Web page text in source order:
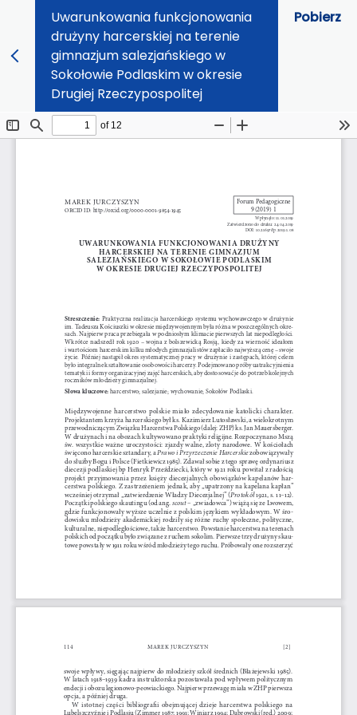
Uwarunkowania funkcjonowania
drużyny harcerskiej na terenie
gimnazjum salezjańskiego w
Sokołowie Podlaskim w okresie
Drugiej Rzeczypospolitej
Pobierz